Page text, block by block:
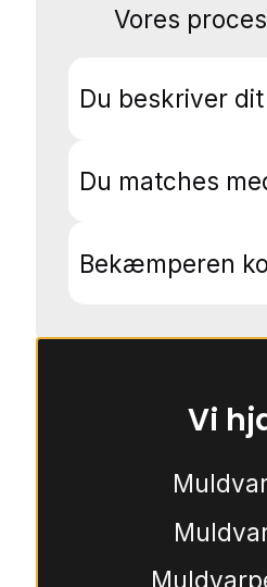
Vores
Du beskriver
Du matches
Bekæmperen
Vi